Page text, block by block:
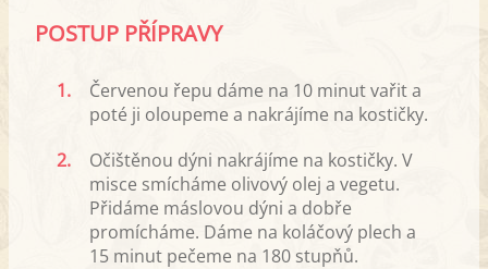
POSTUP PŘÍPRAVY
1.
Červenou řepu dáme na 10 minut vařit a
poté ji oloupeme a nakrájíme na kostičky.
2.
Očištěnou dýni nakrájíme na kostičky. V
misce smícháme olivový olej a vegetu.
Přidáme máslovou dýni a dobře
promícháme. Dáme na koláčový plech a
15 minut pečeme na 180 stupňů.